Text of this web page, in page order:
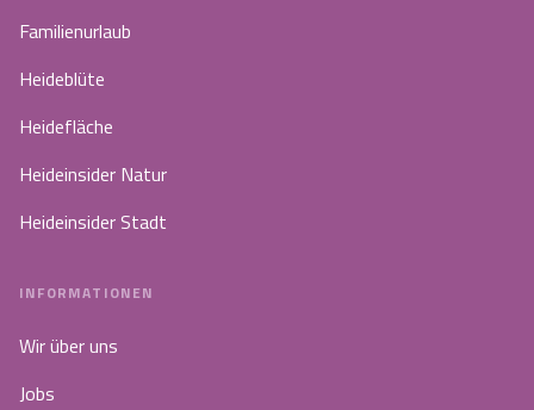
Familienurlaub
Heideblüte
Heidefläche
Heideinsider Natur
Heideinsider Stadt
INFORMATIONEN
Wir über uns
Jobs